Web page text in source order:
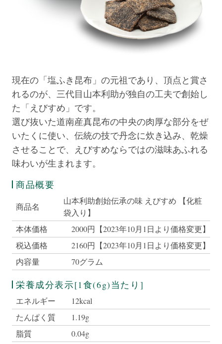
現在の「塩ふき昆布」の元祖であり、頂点と賞さ
れるのが、三代目山本利助が独自の工夫で創始し
た「えびすめ」です。
選び抜いた道南産真昆布の中央の肉厚な部分をぜ
いたくに使い、伝統の技で丹念に炊き込み、乾燥
させることで、えびすめならではの滋味あふれる
味わいが生まれます。
商品概要
商品名
山本利助創始伝承の味 えびすめ 【化粧
袋入り】
本体価格
2000円【2023年10月1日より価格変更】
税込価格
2160円【2023年10月1日より価格変更】
内容量
70グラム
栄養成分表示[1食(6g)当たり]
エネルギー
12kcal
たんぱく質
1.19g
脂質
0.04g